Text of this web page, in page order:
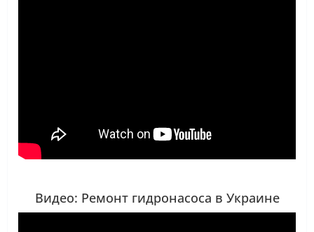
Видео: Ремонт гидронасоса в Украине